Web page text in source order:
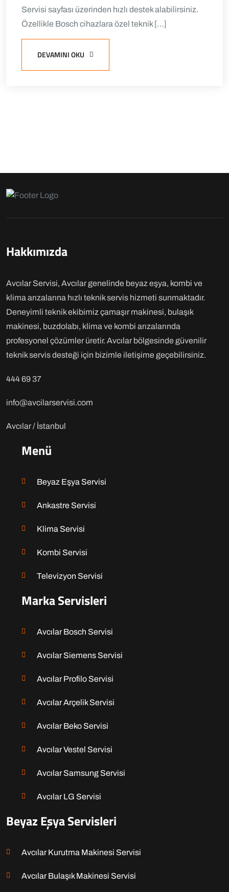
Servisi sayfası üzerinden hızlı destek alabilirsiniz.
Özellikle Bosch cihazlara özel teknik […]
DEVAMINI OKU
Hakkımızda
Avcılar Servisi, Avcılar genelinde beyaz eşya, kombi ve
klima arızalarına hızlı teknik servis hizmeti sunmaktadır.
Deneyimli teknik ekibimiz çamaşır makinesi, bulaşık
makinesi, buzdolabı, klima ve kombi arızalarında
profesyonel çözümler üretir. Avcılar bölgesinde güvenilir
teknik servis desteği için bizimle iletişime geçebilirsiniz.
444 69 37
info@avcilarservisi.com
Avcılar / İstanbul
Menü
Beyaz Eşya Servisi
Ankastre Servisi
Klima Servisi
Kombi Servisi
Televizyon Servisi
Marka Servisleri
Avcılar Bosch Servisi
Avcılar Siemens Servisi
Avcılar Profilo Servisi
Avcılar Arçelik Servisi
Avcılar Beko Servisi
Avcılar Vestel Servisi
Avcılar Samsung Servisi
Avcılar LG Servisi
Beyaz Eşya Servisleri
Avcılar Kurutma Makinesi Servisi
Avcılar Bulaşık Makinesi Servisi